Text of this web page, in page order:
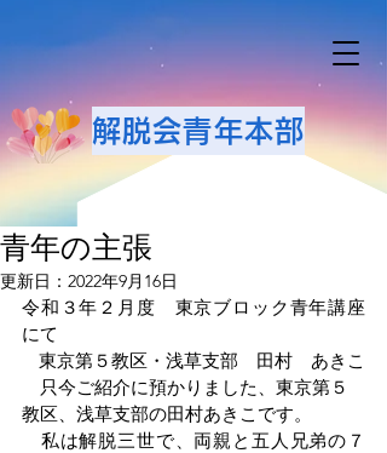
解脱会青年本部
青年の主張
更新日： 2022年9月16日
令和３年２月度　東京ブロック青年講座
にて
東京第５教区・浅草支部　田村　あきこ
只今ご紹介に預かりました、東京第５
教区、浅草支部の田村あきこです。
私は解脱三世で、両親と五人兄弟の７